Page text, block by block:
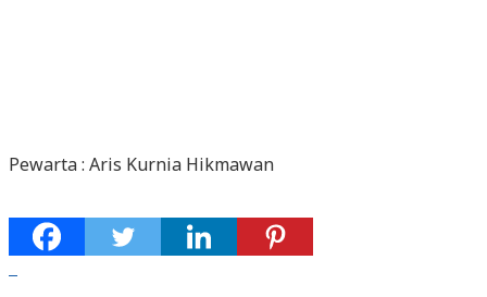
Pewarta : Aris Kurnia Hikmawan